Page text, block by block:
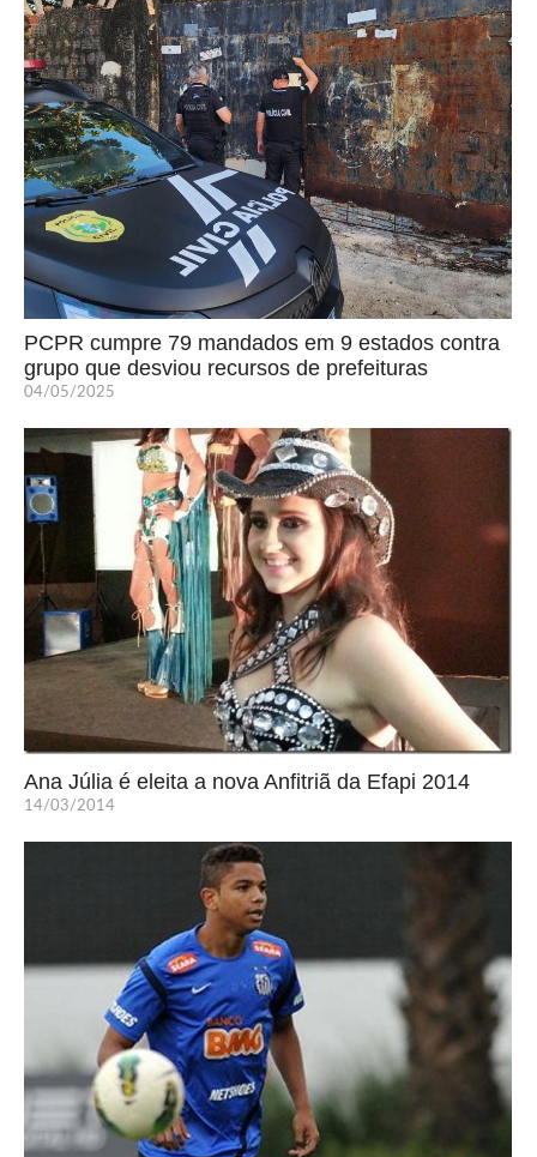
PCPR cumpre 79 mandados em 9 estados contra
grupo que desviou recursos de prefeituras
04/05/2025
Ana Júlia é eleita a nova Anfitriã da Efapi 2014
14/03/2014